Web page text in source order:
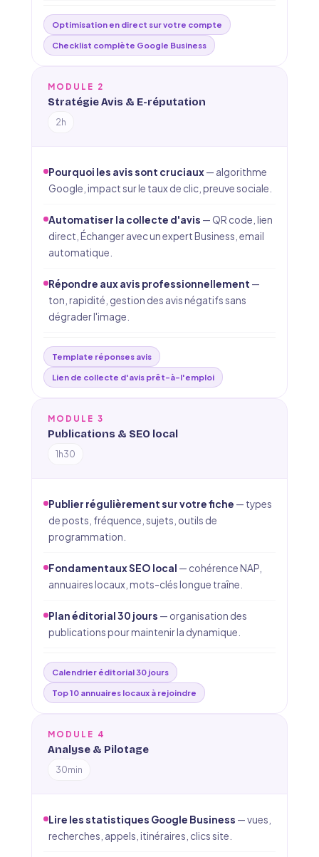
Optimisation en direct sur votre compte
Checklist complète Google Business
MODULE 2
Stratégie Avis & E-réputation
2h
Pourquoi les avis sont cruciaux— algorithme
Google, impact sur le taux de clic, preuve sociale.
Automatiser la collecte d'avis — QR code, lien
direct, Échanger avec un expert Business, email
automatique.
Répondre aux avis professionnellement —
ton, rapidité, gestion des avis négatifs sans
dégrader l'image.
Template réponses avis
Lien de collecte d'avis prêt-à-l'emploi
MODULE 3
Publications & SEO local
1h30
Publier régulièrement sur votre fiche — types
de posts, fréquence, sujets, outils de
programmation.
Fondamentaux SEO local — cohérence NAP,
annuaires locaux, mots-clés longue traîne.
Plan éditorial 30 jours — organisation des
publications pour maintenir la dynamique.
Calendrier éditorial 30 jours
Top 10 annuaires locaux à rejoindre
MODULE 4
Analyse & Pilotage
30min
Lire les statistiques Google Business — vues,
recherches, appels, itinéraires, clics site.